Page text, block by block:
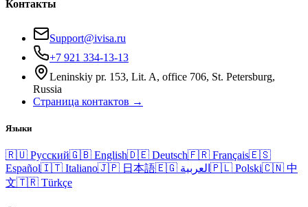
Контакты
Support@ivisa.ru
+7 921 334-13-13
Leninskiy pr. 153, Lit. A, office 706, St. Petersburg,
Russia
Страница контактов →
Языки
🇷🇺 Русский🇬🇧 English🇩🇪 Deutsch🇫🇷 Français🇪🇸
Español🇮🇹 Italiano🇯🇵 日本語🇪🇬 العربية 🇵🇱 Polski🇨🇳 中
文🇹🇷 Türkçe